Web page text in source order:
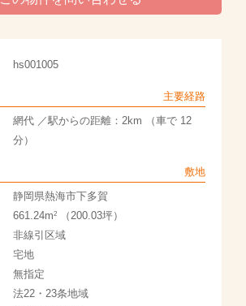
hs001005
主要経路
網代 ／駅からの距離：2km （車で 12
分）
敷地
静岡県熱海市下多賀
661.24m2（200.03坪）
非線引区域
宅地
無指定
法22・23条地域